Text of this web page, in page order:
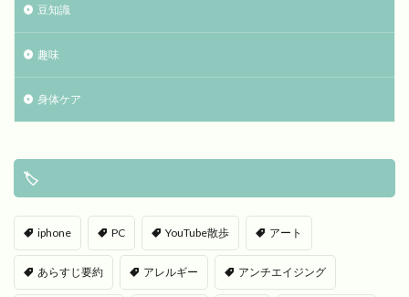
豆知識
趣味
身体ケア
🏷
iphone PC YouTube散歩 アート
あらすじ要約 アレルギー アンチエイジング